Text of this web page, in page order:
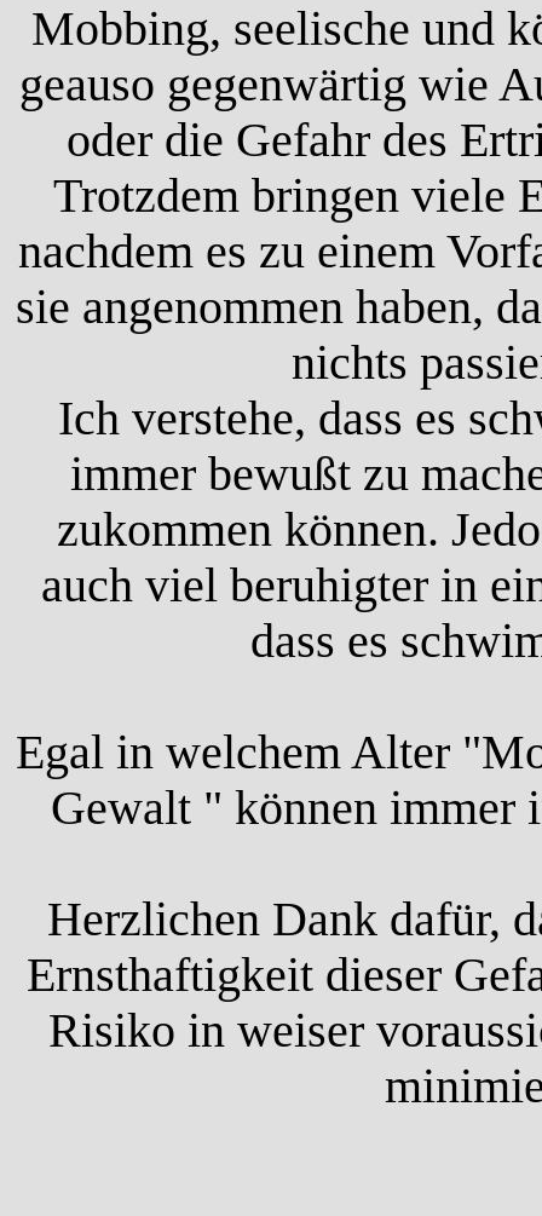
Mobbing, seelische und
geauso gegenwärtig wie
oder die Gefahr des
Trotzdem bringen viele
nachdem es zu einem
sie angenommen haben,
nichts
Ich verstehe, dass es
immer bewußt zu
zukommen können.
auch viel beruhigter in
dass es
Egal in welchem Alter
Gewalt " können immer
Herzlichen Dank dafür,
Ernsthaftigkeit dieser
Risiko in weiser